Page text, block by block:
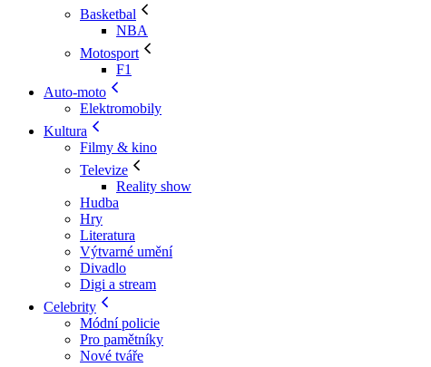
Basketbal
NBA
Motosport
F1
Auto-moto
Elektromobily
Kultura
Filmy & kino
Televize
Reality show
Hudba
Hry
Literatura
Výtvarné umění
Divadlo
Digi a stream
Celebrity
Módní policie
Pro pamětníky
Nové tváře